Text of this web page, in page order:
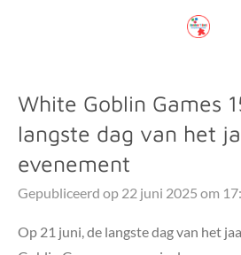
deWhite Goblin Games
langste dag van het
evenement
Gepubliceerd op 22 juni 2025 om
Op 21 juni, de langste dag van het